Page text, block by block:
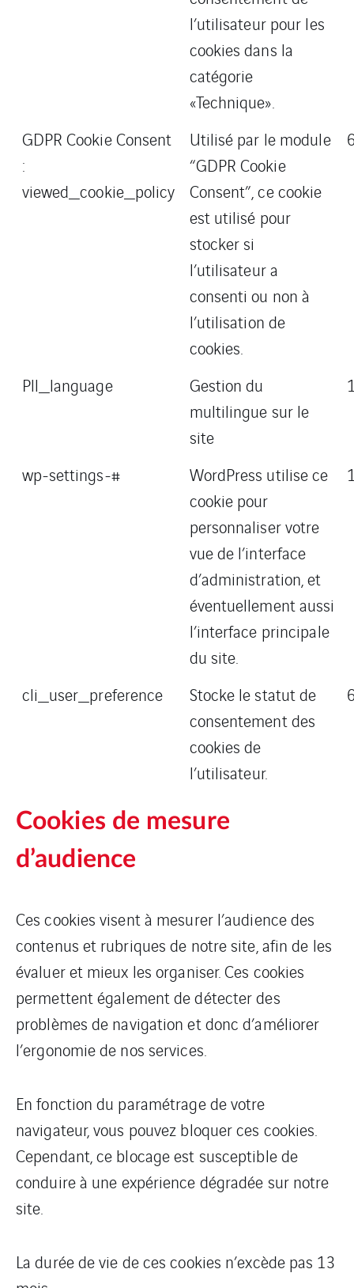
l’utilisateur pour les
cookies dans la
catégorie
«Technique».
GDPR Cookie Consent
:
viewed_cookie_policy
Utilisé par le module
“GDPR Cookie
Consent”, ce cookie
est utilisé pour
stocker si
l’utilisateur a
consenti ou non à
l’utilisation de
cookies.
Pll_language
Gestion du
multilingue sur le
site
wp-settings-#
WordPress utilise ce
cookie pour
personnaliser votre
vue de l’interface
d’administration, et
éventuellement aussi
l’interface principale
du site.
cli_user_preference
Stocke le statut de
consentement des
cookies de
l’utilisateur.
Cookies de mesure
d’audience
Ces cookies visent à mesurer l’audience des
contenus et rubriques de notre site, afin de les
évaluer et mieux les organiser. Ces cookies
permettent également de détecter des
problèmes de navigation et donc d’améliorer
l’ergonomie de nos services.
En fonction du paramétrage de votre
navigateur, vous pouvez bloquer ces cookies.
Cependant, ce blocage est susceptible de
conduire à une expérience dégradée sur notre
site.
La durée de vie de ces cookies n’excède pas 13